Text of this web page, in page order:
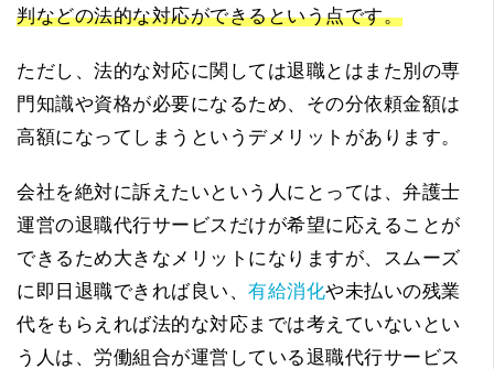
判などの法的な対応ができるという点です。
ただし、法的な対応に関しては退職とはまた別の専
門知識や資格が必要になるため、その分依頼金額は
高額になってしまうというデメリットがあります。
会社を絶対に訴えたいという人にとっては、弁護士
運営の退職代行サービスだけが希望に応えることが
できるため大きなメリットになりますが、スムーズ
に即日退職できれば良い、 有給消化や未払いの残業
代をもらえれば法的な対応までは考えていないとい
う人は、労働組合が運営している退職代行サービス